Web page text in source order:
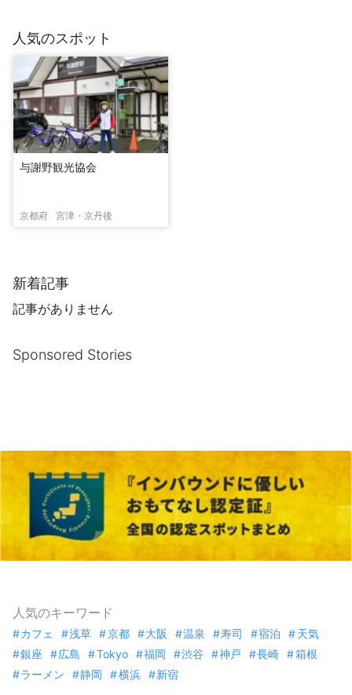
人気のスポット
与謝野観光協会
京都府 宮津・京丹後
新着記事
記事がありません
Sponsored Stories
人気のキーワード
カフェ 浅草 京都 大阪 温泉 寿司 宿泊
天気
銀座
広島 Tokyo 福岡 渋谷 神戸 長崎
箱根
ラーメン
静岡 横浜 新宿